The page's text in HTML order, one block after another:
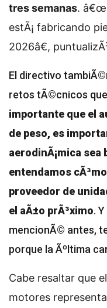
tres semanas.
estÃ¡ fabricando
2026â€,
El directivo
retos tÃ©cnicos
importante que el
de peso, es
aerodinÃ¡mica
entendamos
proveedor de
el aÃ±o prÃ³ximo.
mencionÃ© antes,
porque la Ãºltima
Cabe resaltar que
motores